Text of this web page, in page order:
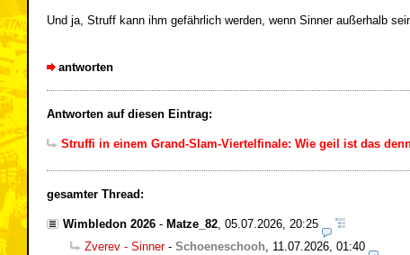
Und ja, Struff kann ihm gefährlich werden, wenn Sinner außerhalb
antworten
Antworten auf diesen Eintrag:
Struffi in einem Grand-Slam-Viertelfinale: Wie geil ist das
gesamter Thread:
Wimbledon 2026 - Matze_82, 05.07.2026, 20:25
Zverev - Sinner- Schoeneschooh, 11.07.2026, 01:40